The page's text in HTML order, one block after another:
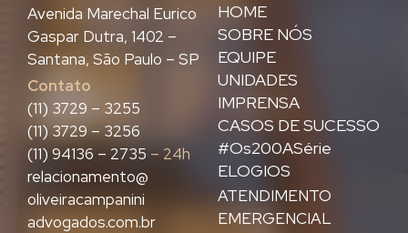
HOME
SOBRE NÓS
EQUIPE
UNIDADES
IMPRENSA
CASOS DE SUCESSO
#Os200ASérie
ELOGIOS
ATENDIMENTO
EMERGENCIAL
Avenida Marechal Eurico
Gaspar Dutra, 1402 –
Santana, São Paulo – SP
Contato
(11) 3729 – 3255
(11) 3729 – 3256
(11) 94136 – 2735 – 24h
relacionamento@
oliveiracampanini
advogados.com.br